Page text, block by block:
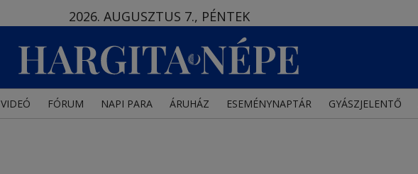
2026. AUGUSZTUS 7., PÉNTEK
VIDEÓ FÓRUM NAPI PARA ÁRUHÁZ ESEMÉNYNAPTÁR GYÁSZJELENTŐ